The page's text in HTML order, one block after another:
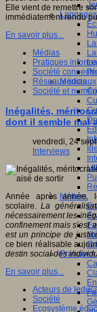
Langages
Médias
Métiers
Elle vient de remettre
immédiatement rendu
En savoir plus...
Médias
Pratiques
Société
Réseaux sociaux
Société et
Inégalités,
dont il semble mal
vendredi, 24
Interviews
Année après année,
scolaire.La
nécessairement les
confinement mais s’est
est un principe de
ce bien réalisable
destin social des
En savoir plus...
Acteurs de
Société
Ecosystème